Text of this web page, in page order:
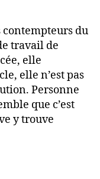
du
travail de
elle
elle n’est pas
Personne
que c’est
y trouve